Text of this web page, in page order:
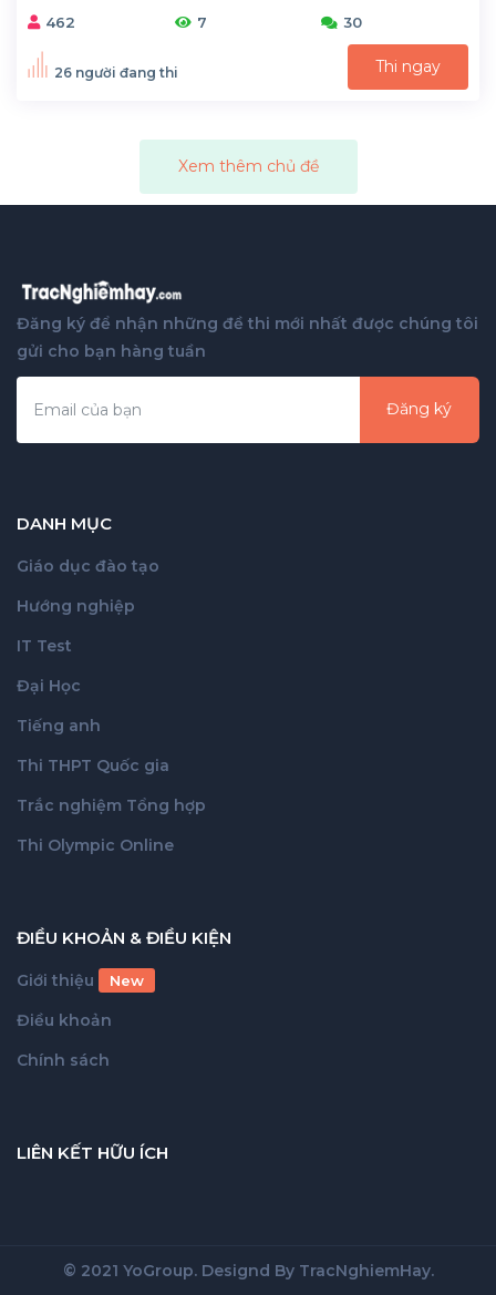
462 7 30
26 người đang thi Thi ngay
Xem thêm chủ đề
Đăng ký để nhận những đề thi mới nhất được chúng tôi
gửi cho bạn hàng tuần
Đăng ký
DANH MỤC
Giáo dục đào tạo
Hướng nghiệp
IT Test
Đại Học
Tiếng anh
Thi THPT Quốc gia
Trắc nghiệm Tổng hợp
Thi Olympic Online
ĐIỀU KHOẢN & ĐIỀU KIỆN
Giới thiệu New
Điều khoản
Chính sách
LIÊN KẾT HỮU ÍCH
© 2021 YoGroup. Designd By TracNghiemHay.